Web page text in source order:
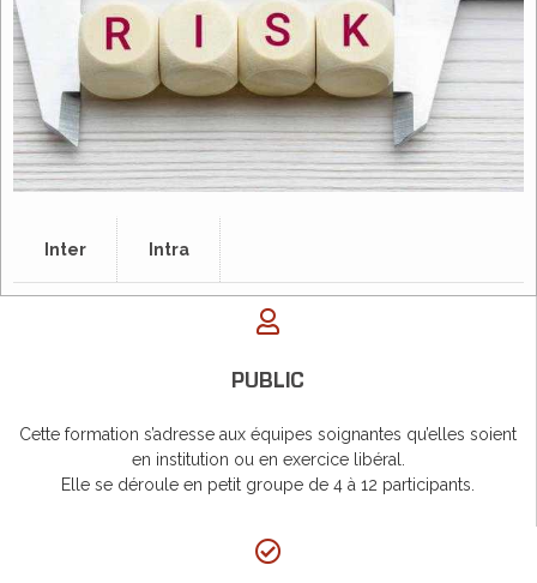
PUBLIC
Cette formation s’adresse aux équipes soignantes qu’elles soient
en institution ou en exercice libéral.
Elle se déroule en petit groupe de 4 à 12 participants.
Inter Intra